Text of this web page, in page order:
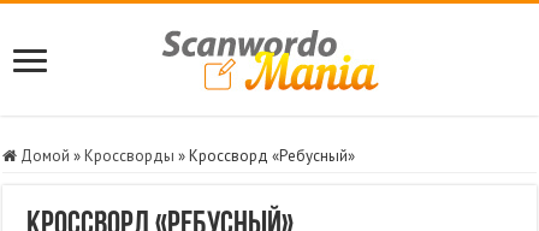
Домой »Кроссворды »Кроссворд «Ребусный»